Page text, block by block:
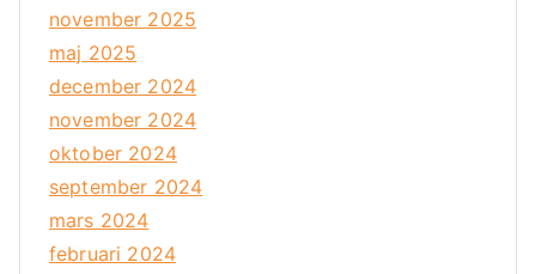
november 2025
maj 2025
december 2024
november 2024
oktober 2024
september 2024
mars 2024
februari 2024